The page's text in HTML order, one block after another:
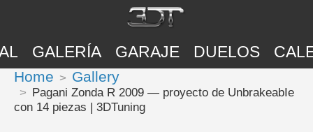
GALERÍA GARAJE DUELOS
Home Gallery
Pagani Zonda R 2009 — proyecto de UnbrakeabIe
con 14 piezas | 3DTuning